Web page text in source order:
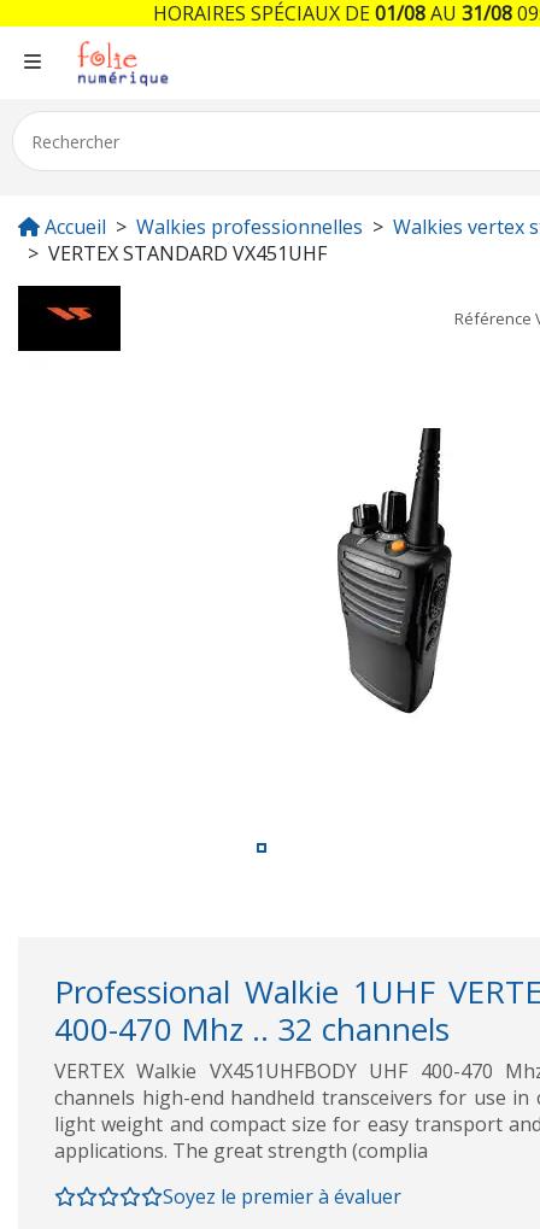
Accueil Walkies professionnelles
Walkies vertex
VERTEX STANDARD VX451UHF
Référence
Professional Walkie 1UHF
400-470 Mhz .. 32 channels
VERTEX Walkie VX451UHFBODY UHF 400-470
channels high-end handheld transceivers for use in
light weight and compact size for easy transport
applications. The great strength (complia
Soyez le premier à évaluer
HORAIRES SPÉCIAUX DE01/08AU 31/08